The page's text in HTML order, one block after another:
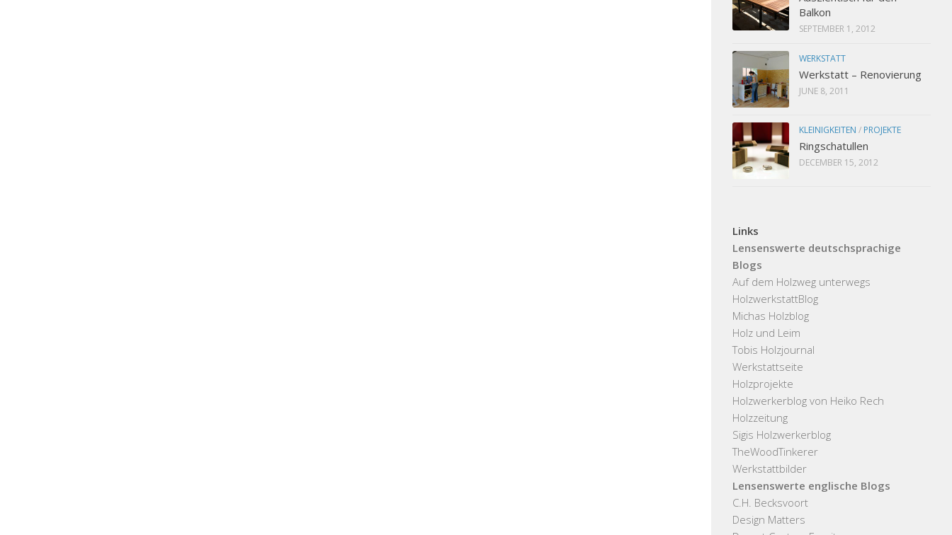
Balkon
SEPTEMBER 1, 2012
WERKSTATT
Werkstatt – Renovierung
JUNE 8, 2011
KLEINIGKEITEN / PROJEKTE
Ringschatullen
DECEMBER 15, 2012
Links
Lensenswerte deutschsprachige
Blogs
Auf dem Holzweg unterwegs
HolzwerkstattBlog
Michas Holzblog
Holz und Leim
Tobis Holzjournal
Werkstattseite
Holzprojekte
Holzwerkerblog von Heiko Rech
Holzzeitung
Sigis Holzwerkerblog
TheWoodTinkerer
Werkstattbilder
Lensenswerte englische Blogs
C.H. Becksvoort
Design Matters